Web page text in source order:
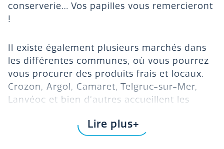
conserverie… Vos papilles vous remercieront
!
Lire plus
Il existe également plusieurs marchés dans
les différentes communes, où vous pourrez
vous procurer des produits frais et locaux.
Crozon, Argol, Camaret, Telgruc-sur-Mer,
Lanvéoc et bien d‘autres accueillent les
au passage de découvrir la vie et
l’architecture bretonnes.